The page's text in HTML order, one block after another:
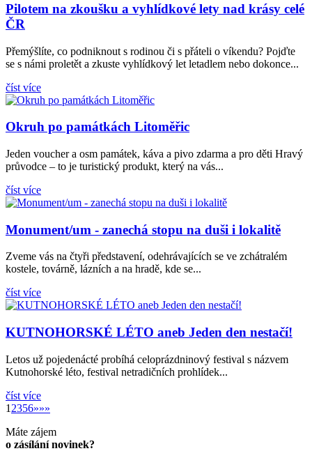
Pilotem na zkoušku a vyhlídkové lety nad krásy celé
ČR
Přemýšlíte, co podniknout s rodinou či s přáteli o víkendu? Pojďte
se s námi proletět a zkuste vyhlídkový let letadlem nebo dokonce...
číst více
Okruh po památkách Litoměřic
Jeden voucher a osm památek, káva a pivo zdarma a pro děti Hravý
průvodce – to je turistický produkt, který na vás...
číst více
Monument/um - zanechá stopu na duši i lokalitě
Zveme vás na čtyři představení, odehrávajících se ve zchátralém
kostele, továrně, lázních a na hradě, kde se...
číst více
KUTNOHORSKÉ LÉTO aneb Jeden den nestačí!
Letos už pojedenácté probíhá celoprázdninový festival s názvem
Kutnohorské léto, festival netradičních prohlídek...
číst více
1 2356»»
»»
Máte zájem
o zásílání novinek?